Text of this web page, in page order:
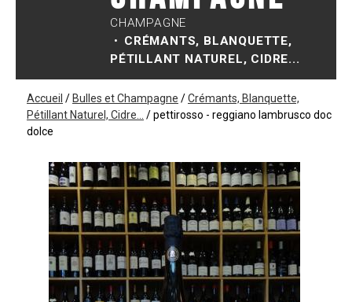
CHAMPAGNE
CRÉMANTS, BLANQUETTE,
PÉTILLANT NATUREL, CIDRE...
Accueil /Bulles et Champagne /Crémants, Blanquette,
Pétillant Naturel, Cidre...
/pettirosso - reggiano lambrusco doc
dolce